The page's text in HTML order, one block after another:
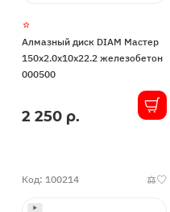
Алмазный диск DIAM Мастер
150x2.0x10x22.2 железобетон
000500
В
2 250 р.
Код: 100214